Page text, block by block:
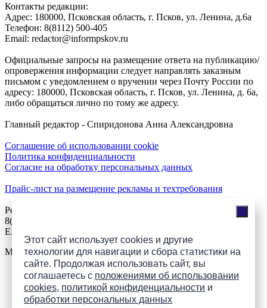
Этот сайт использует cookies и другие
технологии для навигации и сбора статистики на
сайте. Продолжая использовать сайт, вы
соглашаетесь с положениями об использовании
cookies, политикой конфиденциальности и
обработки персональных данных
Контакты редакции:
Адреc: 180000, Псковская область, г. Псков, ул. Ленина, д.6а
Телефон: 8(8112) 500-405
Email: redactor@informpskov.ru
Официальные запросы на размещение ответа на публикацию/
опровержения информации следует направлять заказным
письмом с уведомлением о вручении через Почту России по
адресу: 180000, Псковская область, г. Псков, ул. Ленина, д. 6а,
либо обращаться лично по тому же адресу.
Главный редактор - Спиридонова Анна Александровна
Соглашение об использовании cookie
Политика конфиденциальности
Согласие на обработку персональных данных
Прайс-лист на размещение рекламы и техтребования
Реклама на сайте
8(921)508-52-62, телефон 8(8112) 500-131
E.Sezeikina@mhpsk.ru
Меню
Слушать радио «7 небо» онлайн